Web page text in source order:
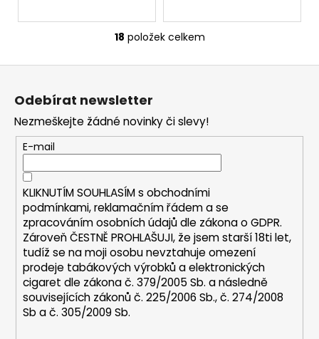
O
v
a
c
í
p
r
v
k
y
v
ý
p
i
18 položek celkem
Z
Odebírat newsletter
Nezmeškejte žádné novinky či slevy!
E-mail
KLIKNUTÍM SOUHLASÍM s obchodními
podmínkami,reklamačním řádem a se
zpracováním osobních údajů dle zákona oGDPR.
Zároveň ČESTNĚ PROHLAŠUJI, že jsem starší 18ti let,
tudíž se na moji osobu nevztahuje omezení
prodeje tabákových výrobků a elektronických
cigaret dle zákona č. 379/2005 Sb. a následně
souvisejících zákonů č. 225/2006 Sb., č. 274/2008
Sb a č. 305/2009 Sb.